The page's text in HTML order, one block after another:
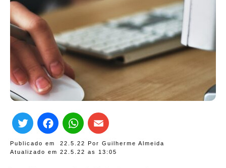
Publicado em 22.5.22 Por Guilherme Almeida
Atualizado em 22.5.22 as 13:05
TwitterFacebook
WhatsApp